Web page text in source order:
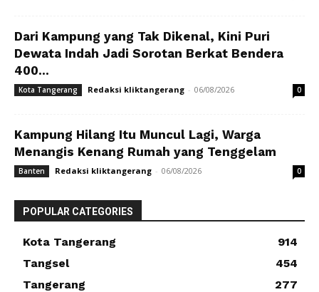
Dari Kampung yang Tak Dikenal, Kini Puri
Dewata Indah Jadi Sorotan Berkat Bendera
400...
Kota Tangerang Redaksi kliktangerang - 06/08/2026 0
Kampung Hilang Itu Muncul Lagi, Warga
Menangis Kenang Rumah yang Tenggelam
Banten Redaksi kliktangerang - 06/08/2026 0
POPULAR CATEGORIES
Kota Tangerang
914
Tangsel
454
Tangerang
277